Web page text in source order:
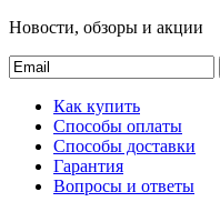
Новости, обзоры и акции
Как купить
Способы оплаты
Способы доставки
Гарантия
Вопросы и ответы